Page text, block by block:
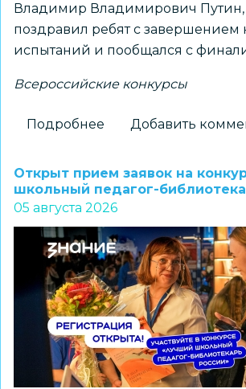
Владимир Владимирович Путин,
поздравил ребят с завершением
испытаний и пообщался с
Всероссийские конкурсы
Подробнее
–
победители
всероссийского
конкурса
«Большая
перемена»
Добавить
Открыт прием заявок на
школьный педагог-
05 августа 2026